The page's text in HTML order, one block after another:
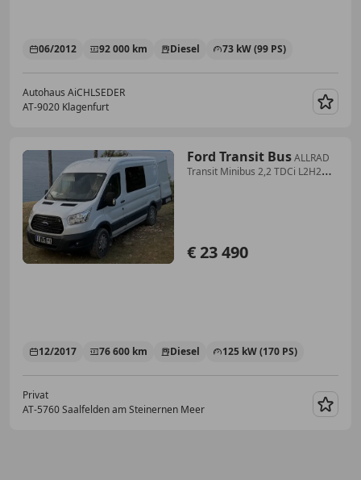
06/2012 92 000 km Diesel 73 kW (99 PS)
Autohaus AiCHLSEDER
AT-9020 Klagenfurt
Ford Transit BusALLRAD
Transit Minibus 2,2 TDCi L2H2
€ 23 490
12/2017 76 600 km Diesel 125 kW (170 PS)
Privat
AT-5760 Saalfelden am Steinernen Meer